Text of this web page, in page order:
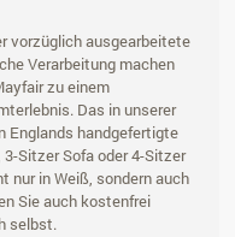
vorzüglich ausgearbeitete
Verarbeitung machen
zu einem
Das in unserer
Englands handgefertigte
Sitzer Sofa oder 4-Sitzer
nur in Weiß, sondern auch
Sie auch kostenfrei
selbst.